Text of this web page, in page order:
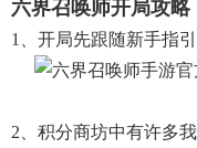
六界召唤师开局攻略
1、开局先跟随新手指
2、积分商坊中有许多